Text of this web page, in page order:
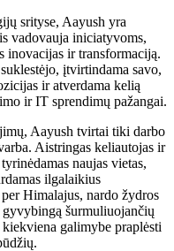
srityse, Aayush yra
vadovauja iniciatyvoms,
inovacijas ir transformaciją.
įtvirtindama savo,
ir atverdama kelią
ir IT sprendimų pažangai.
Aayush tvirtai tiki darbo
Aistringas keliautojas ir
naujas vietas,
ilgalaikius
Himalajus, nardo žydros
šurmuliuojančių
galimybe praplėsti